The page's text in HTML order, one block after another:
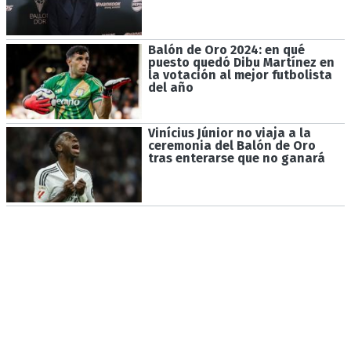
Balón de Oro 2024: en qué
puesto quedó Dibu Martínez en
la votación al mejor futbolista
del año
Vinícius Júnior no viaja a la
ceremonia del Balón de Oro
tras enterarse que no ganará